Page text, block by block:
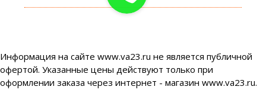
Информация на сайте www.va23.ru не является публичной
офертой. Указанные цены действуют только при
оформлении заказа через интернет - магазин www.va23.ru.